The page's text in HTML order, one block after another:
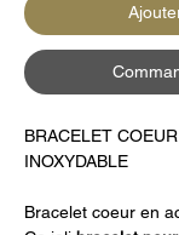
BRACELET
INOXYDABLE
Bracelet coeur en